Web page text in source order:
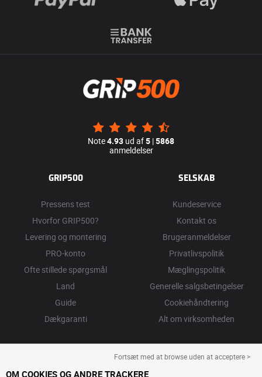
Note4.93 ud af5 |5868
anmeldelser
GRIP500
Pressens test
Hvorfor GRIP500?
Levering og montering
PRO-konto
Ofte stillede spørgsmål
Land
Guide
Dækgaranti
SELSKAB
Kundeservice
Kontakt os
Brugeranmeldelser
Privatlivspolitik
Mæglingspolitik
Generelle salgsbetingelser
Cookiehåndtering
Alt om virksomheden
Fortsæt med at browse uden at acceptere >
OM COOKIES OG ANDRE TRACKERE